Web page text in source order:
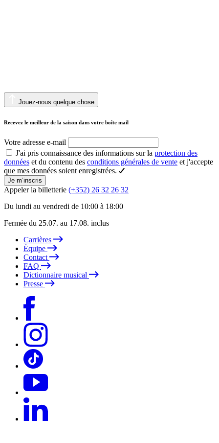
Jouez-nous quelque chose
Recevez le meilleur de la saison dans votre boîte mail
Votre adresse e-mail
J'ai pris connaissance des informations sur la protection des
données et du contenu des conditions générales de vente et j'accepte
que mes données soient enregistrées.
Je m’inscris
Appeler la billetterie (+352) 26 32 26 32
Du lundi au vendredi de 10:00 à 18:00
Fermée du 25.07. au 17.08. inclus
Carrières
Équipe
Contact
FAQ
Dictionnaire musical
Presse